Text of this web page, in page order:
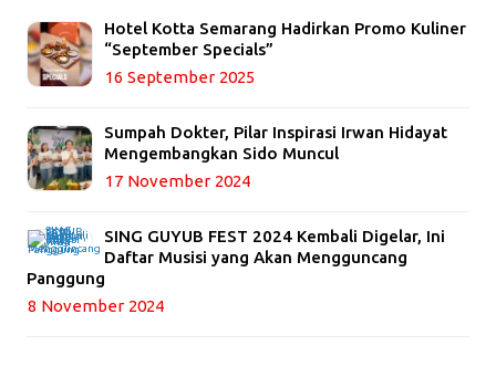
Hotel Kotta Semarang Hadirkan Promo Kuliner
“September Specials”
16 September 2025
Sumpah Dokter, Pilar Inspirasi Irwan Hidayat
Mengembangkan Sido Muncul
17 November 2024
SING GUYUB FEST 2024 Kembali Digelar, Ini
Daftar Musisi yang Akan Mengguncang
Panggung
8 November 2024